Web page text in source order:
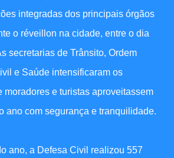
integradas dos principais órgãos
o réveillon na cidade, entre o dia
secretarias de Trânsito, Ordem
e Saúde intensificaram os
moradores e turistas aproveitassem
ano com segurança e tranquilidade.
ano, a Defesa Civil realizou 557